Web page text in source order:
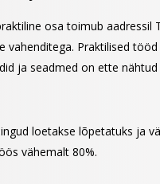
osa toimub aadressil
vahenditega. Praktilised
ja seadmed on ette
loetakse lõpetatuks ja
vähemalt 80%.